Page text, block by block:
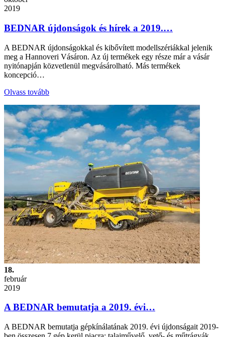
2019
BEDNAR újdonságok és hírek a 2019.…
A BEDNAR újdonságokkal és kibővített modellszériákkal jelenik
meg a Hannoveri Vásáron. Az új termékek egy része már a vásár
nyitónapján közvetlenül megvásárolható. Más termékek
koncepció…
Olvass tovább
18.
február
2019
A BEDNAR bemutatja a 2019. évi…
A BEDNAR bemutatja gépkínálatának 2019. évi újdonságait 2019-